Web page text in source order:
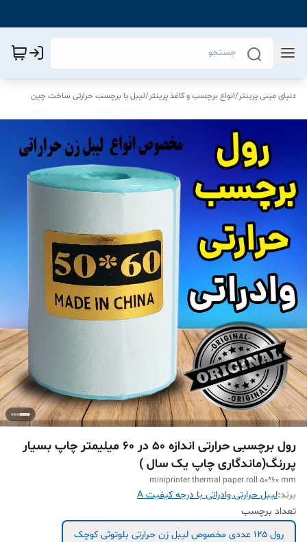
دنیای مینی پرینتر/انواع برچسب و کاغذ پرینتر/لیبل یا برچسب حرارتی ساخت چین
رول برچسبی حرارتی اندازه 50 در 60 میلیمتر چاپ بسیار
پررنگ(ماندگاری چاپ یک سال )
miniprinter thermal paper roll 50*60 mm
برند:لیبل حرارتی وادراتی با درجه کیفیت A
تعداد برچسب
رول 1۲۵ عددی مخصوص لیبل زن حرارتی بلوتوثی کوچک